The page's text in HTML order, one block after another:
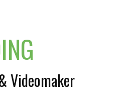
Videomaker